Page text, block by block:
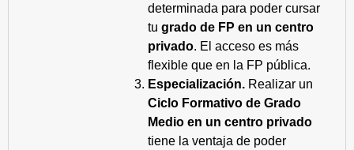
determinada para poder cursar
tu grado de FP en un centro
privado. El acceso es más
flexible que en la FP pública.
Especialización. Realizar un
Ciclo Formativo de Grado
Medio en un centro privado
tiene la ventaja de poder